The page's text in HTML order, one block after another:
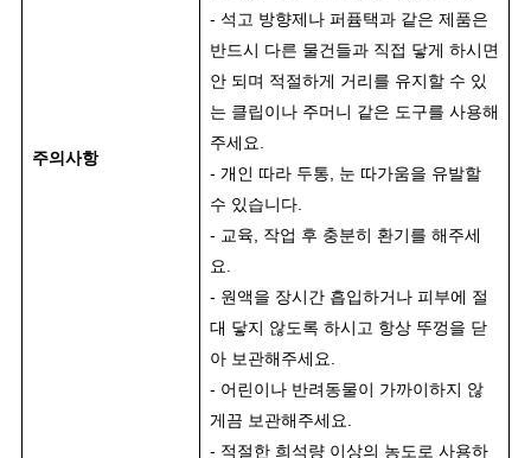
주의사항
- 석고 방향제나 퍼퓸택과 같은 제품은
반드시 다른 물건들과 직접 닿게 하시면
안 되며 적절하게 거리를 유지할 수 있
는 클립이나 주머니 같은 도구를 사용해
주세요.
- 개인 따라 두통, 눈 따가움을 유발할
수 있습니다.
- 교육, 작업 후 충분히 환기를 해주세
요.
- 원액을 장시간 흡입하거나 피부에 절
대 닿지 않도록 하시고 항상 뚜껑을 닫
아 보관해주세요.
- 어린이나 반려동물이 가까이하지 않
게끔 보관해주세요.
- 적절한 희석량 이상의 농도로 사용하